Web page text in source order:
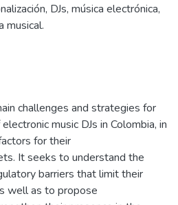
DJs, música electrónica,
musical.
challenges and strategies for
music DJs in Colombia, in
for their
It seeks to understand the
barriers that limit their
well as to propose